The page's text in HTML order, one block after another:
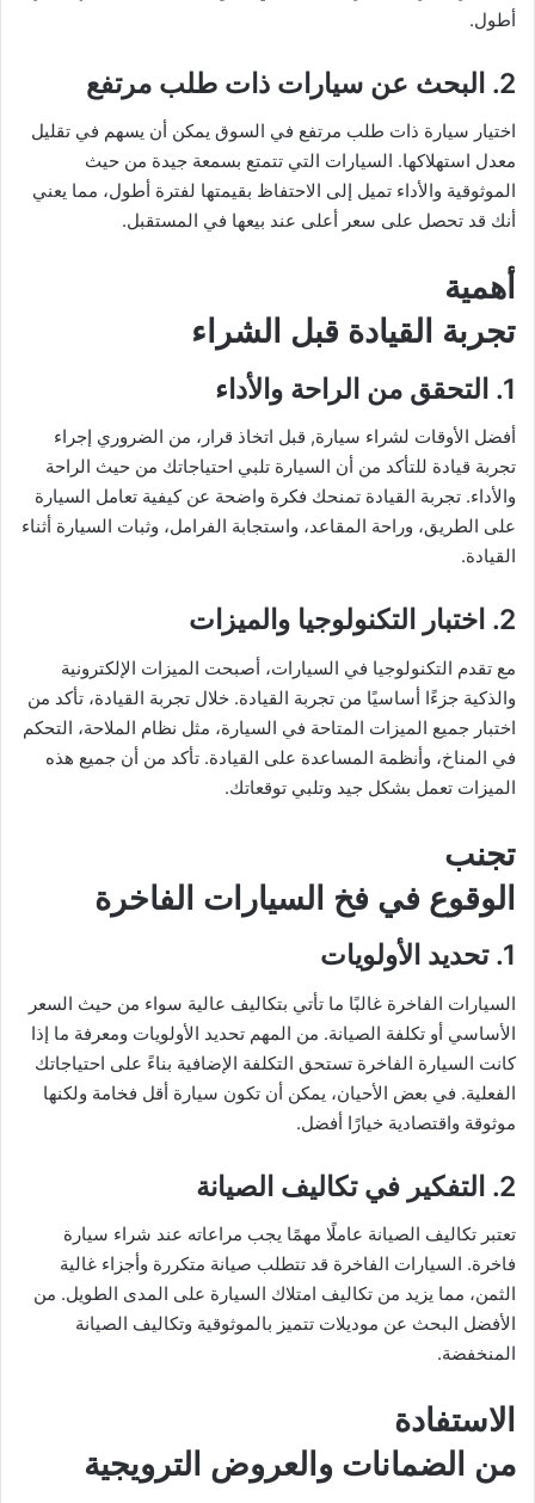
أطول.
2. البحث عن سيارات ذات طلب مرتفع
اختيار سيارة ذات طلب مرتفع في السوق يمكن أن يسهم في تقليل
معدل استهلاكها. السيارات التي تتمتع بسمعة جيدة من حيث
الموثوقية والأداء تميل إلى الاحتفاظ بقيمتها لفترة أطول، مما يعني
أنك قد تحصل على سعر أعلى عند بيعها في المستقبل.
أهمية
تجربة القيادة قبل الشراء
1. التحقق من الراحة والأداء
أفضل الأوقات لشراء سيارة, قبل اتخاذ قرار، من الضروري إجراء
تجربة قيادة للتأكد من أن السيارة تلبي احتياجاتك من حيث الراحة
والأداء. تجربة القيادة تمنحك فكرة واضحة عن كيفية تعامل السيارة
على الطريق، وراحة المقاعد، واستجابة الفرامل، وثبات السيارة أثناء
القيادة.
2. اختبار التكنولوجيا والميزات
مع تقدم التكنولوجيا في السيارات، أصبحت الميزات الإلكترونية
والذكية جزءًا أساسيًا من تجربة القيادة. خلال تجربة القيادة، تأكد من
اختبار جميع الميزات المتاحة في السيارة، مثل نظام الملاحة، التحكم
في المناخ، وأنظمة المساعدة على القيادة. تأكد من أن جميع هذه
الميزات تعمل بشكل جيد وتلبي توقعاتك.
تجنب
الوقوع في فخ السيارات الفاخرة
1. تحديد الأولويات
السيارات الفاخرة غالبًا ما تأتي بتكاليف عالية سواء من حيث السعر
الأساسي أو تكلفة الصيانة. من المهم تحديد الأولويات ومعرفة ما إذا
كانت السيارة الفاخرة تستحق التكلفة الإضافية بناءً على احتياجاتك
الفعلية. في بعض الأحيان، يمكن أن تكون سيارة أقل فخامة ولكنها
موثوقة واقتصادية خيارًا أفضل.
2. التفكير في تكاليف الصيانة
تعتبر تكاليف الصيانة عاملًا مهمًا يجب مراعاته عند شراء سيارة
فاخرة. السيارات الفاخرة قد تتطلب صيانة متكررة وأجزاء غالية
الثمن، مما يزيد من تكاليف امتلاك السيارة على المدى الطويل. من
الأفضل البحث عن موديلات تتميز بالموثوقية وتكاليف الصيانة
المنخفضة.
الاستفادة
من الضمانات والعروض الترويجية